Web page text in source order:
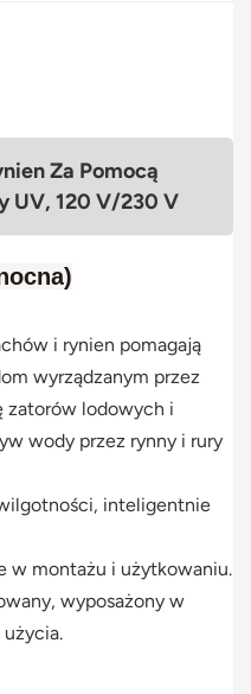
Za Pomocą
UV, 120 V/230 V
)
i rynien pomagają
wyrządzanym przez
zatorów lodowych i
wody przez rynny i rury
inteligentnie
w montażu i użytkowaniu.
wyposażony w